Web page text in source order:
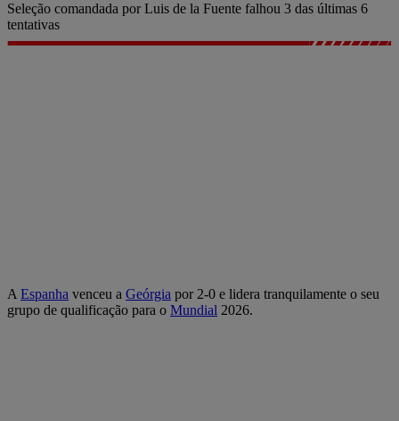
Seleção comandada por Luis de la Fuente falhou 3 das últimas 6
tentativas
A Espanha venceu a Geórgia por 2-0 e lidera tranquilamente o seu
grupo de qualificação para o Mundial 2026.